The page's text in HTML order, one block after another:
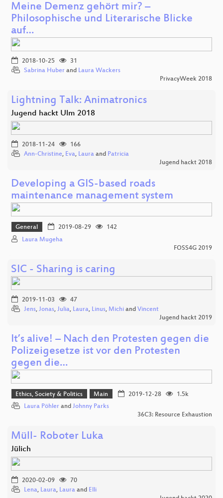
Meine Demenz gehört mir? –
Philosophische und Literarische Blicke
auf…
2018-10-25
31
Sabrina Huber and Laura Wackers
PrivacyWeek 2018
Lightning Talk: Animatronics
Jugend hackt Ulm 2018
2018-11-24
166
Ann-Christine, Eva, Laura and Patricia
Jugend hackt 2018
Developing a GIS-based roads
maintenance management system
General 2019-08-29
142
Laura Mugeha
FOSS4G 2019
SIC - Sharing is caring
2019-11-03
47
Jens, Jonas, Julia, Laura, Linus, Michi and Vincent
Jugend hackt 2019
It’s alive! – Nach den Protesten gegen die
Polizeigesetze ist vor den Protesten
gegen die…
Ethics, Society & Politics Main 2019-12-28
1.5k
Laura Pöhler and Johnny Parks
36C3: Resource Exhaustion
Müll- Roboter Luka
Jülich
2020-02-09
70
Lena, Laura, Laura and Elli